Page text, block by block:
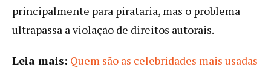
principalmente para pirataria, mas o problema
ultrapassa a violação de direitos autorais.
Leia mais: Quem são as celebridades mais usadas